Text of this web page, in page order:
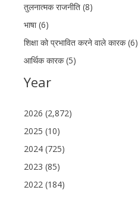
तुलनात्मक राजनीति (8)
भाषा (6)
शिक्षा को प्रभावित करने वाले कारक (6)
आर्थिक कारक (5)
Year
2026 (2,872)
2025 (10)
2024 (725)
2023 (85)
2022 (184)